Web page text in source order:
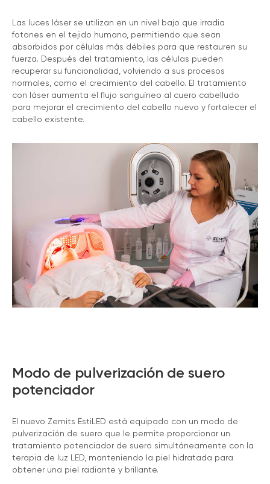
Las luces láser se utilizan en un nivel bajo que irradia
fotones en el tejido humano, permitiendo que sean
absorbidos por células más débiles para que restauren su
fuerza. Después del tratamiento, las células pueden
recuperar su funcionalidad, volviendo a sus procesos
normales, como el crecimiento del cabello. El tratamiento
con láser aumenta el flujo sanguíneo al cuero cabelludo
para mejorar el crecimiento del cabello nuevo y fortalecer el
cabello existente.
Modo de pulverización de suero
potenciador
El nuevo Zemits EstiLED está equipado con un modo de
pulverización de suero que le permite proporcionar un
tratamiento potenciador de suero simultáneamente con la
terapia de luz LED, manteniendo la piel hidratada para
obtener una piel radiante y brillante.